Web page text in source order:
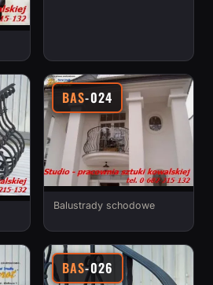
BAS-024
Balustrady schodowe
BAS-026